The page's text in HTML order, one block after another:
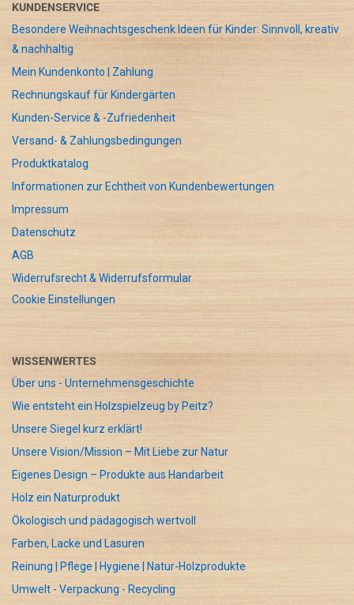
KUNDENSERVICE
Besondere Weihnachtsgeschenk Ideen für Kinder: Sinnvoll, kreativ
& nachhaltig
Mein Kundenkonto | Zahlung
Rechnungskauf für Kindergärten
Kunden-Service & -Zufriedenheit
Versand- & Zahlungsbedingungen
Produktkatalog
Informationen zur Echtheit von Kundenbewertungen
Impressum
Datenschutz
AGB
Widerrufsrecht & Widerrufsformular
Cookie Einstellungen
WISSENWERTES
Über uns - Unternehmensgeschichte
Wie entsteht ein Holzspielzeug by Peitz?
Unsere Siegel kurz erklärt!
Unsere Vision/Mission – Mit Liebe zur Natur
Eigenes Design – Produkte aus Handarbeit
Holz ein Naturprodukt
Ökologisch und pädagogisch wertvoll
Farben, Lacke und Lasuren
Reinung | Pflege | Hygiene | Natur-Holzprodukte
Umwelt - Verpackung - Recycling